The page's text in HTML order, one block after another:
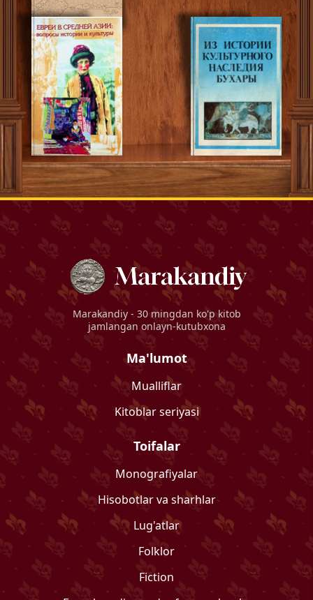
Marakandiy - 30 mingdan ko'p kitob
jamlangan onlayn-kutubxona
Ma'lumot
Mualliflar
Kitoblar seriyasi
Toifalar
Monografiyalar
Hisobotlar va sharhlar
Lug'atlar
Folklor
Fiction